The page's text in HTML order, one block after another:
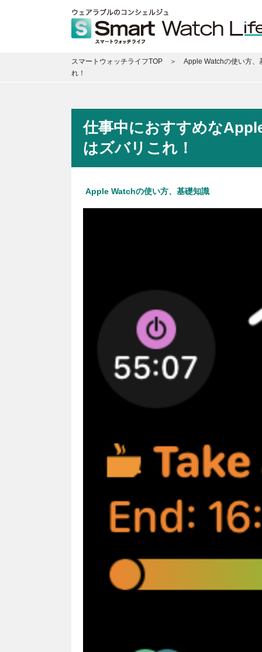
スマートウォッチライフTOP
Apple Watchの使い方、
れ！
仕事中におすすめな
はズバリこれ！
Apple Watchの使い方、基礎知識